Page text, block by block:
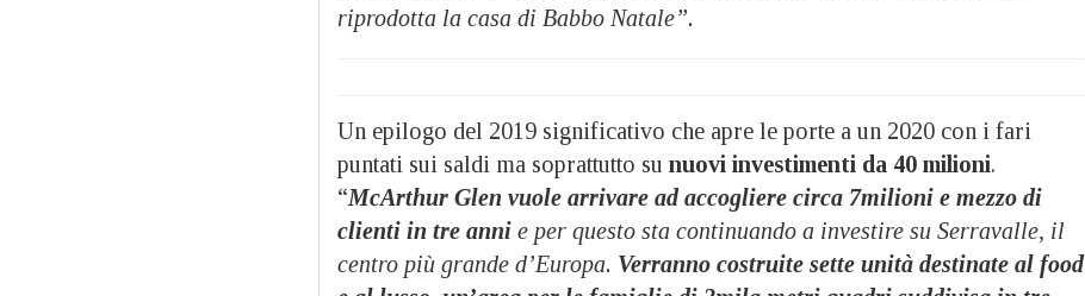
riprodotta la casa di Babbo Natale”.
Un epilogo del 2019 significativo che apre le porte a un 2020 con i fari
puntati sui saldi ma soprattutto su nuovi investimenti da 40 milioni.
“McArthur Glen vuole arrivare ad accogliere circa 7milioni e mezzo di
clienti in tre anni e per questo sta continuando a investire su Serravalle, il
centro più grande d’Europa. Verranno costruite sette unità destinate al food